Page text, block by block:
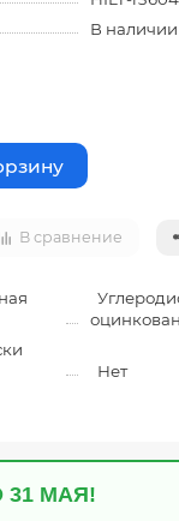
В наличии
В сравнение
Нет
31 МАЯ!